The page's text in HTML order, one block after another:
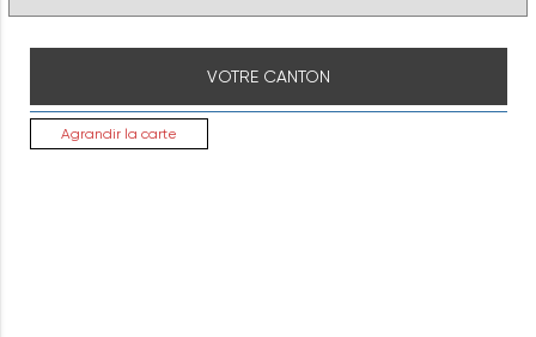
VOTRE CANTON
Agrandir la carte